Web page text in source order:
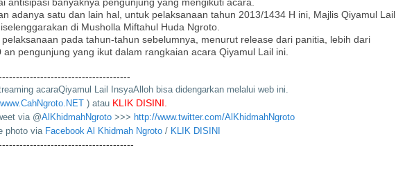
antisipasi banyaknya pengunjung yang mengikuti acara.
adanya satu dan lain hal, untuk pelaksanaan tahun 2013/1434 H ini, Majlis Qiyamul Lail
di Musholla Miftahul Huda Ngroto.
pelaksanaan pada tahun-tahun sebelumnya, menurut release dari panitia, lebih dari
an pengunjung yang ikut dalam rangkaian acara Qiyamul Lail ini.
acaraQiyamul Lail InsyaAlloh bisa didengarkan melalui web ini.
) atau KLIK DISINI.
via @AlKhidmahNgroto >>> http://www.twitter.com/AlKhidmahNgroto
photo via Facebook Al Khidmah Ngroto / KLIK DISINI